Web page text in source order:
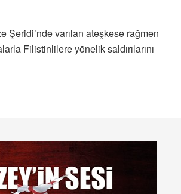
Şeridi’nde varılan ateşkese rağmen
Filistinlilere yönelik saldırılarını